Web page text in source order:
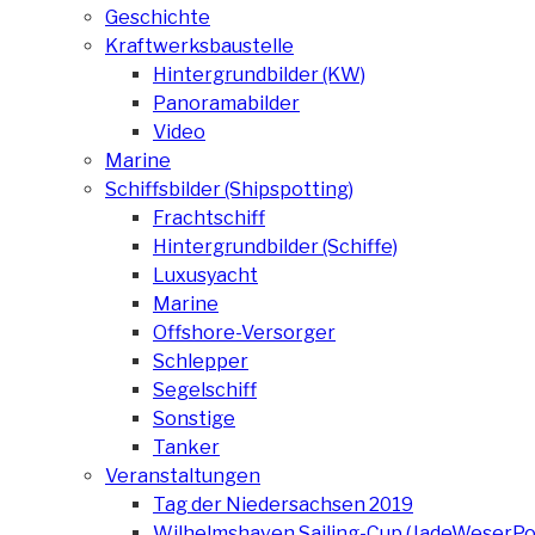
Geschichte
Kraftwerksbaustelle
Hintergrundbilder (KW)
Panoramabilder
Video
Marine
Schiffsbilder (Shipspotting)
Frachtschiff
Hintergrundbilder (Schiffe)
Luxusyacht
Marine
Offshore-Versorger
Schlepper
Segelschiff
Sonstige
Tanker
Veranstaltungen
Tag der Niedersachsen 2019